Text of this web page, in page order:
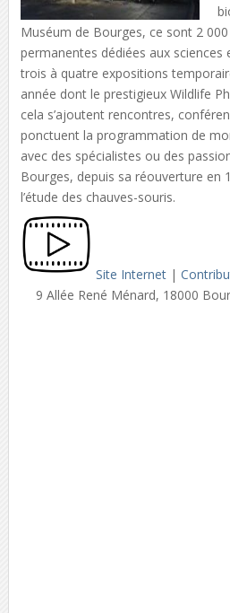
Muséum de Bourges, ce sont 2 000
permanentes dédiées aux sciences
trois à quatre expositions
année dont le prestigieux Wildlife
cela s’ajoutent rencontres,
ponctuent la programmation de
avec des spécialistes ou des
Bourges, depuis sa réouverture en
l’étude des chauves-souris.
Site Internet|
9 Allée René Ménard, 18000